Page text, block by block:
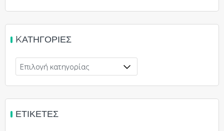
KΑΤΗΓΟΡΊΕΣ
ΕΤΙΚΈΤΕΣ